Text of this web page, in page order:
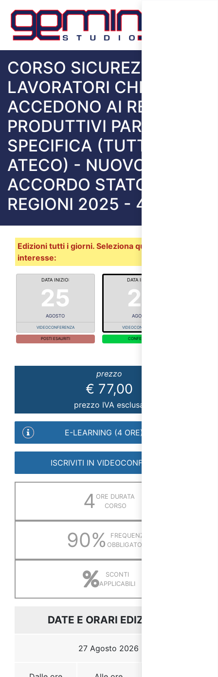
CORSO SICUREZZA PER
LAVORATORI CHE NON
ACCEDONO AI REPARTI
PRODUTTIVI PARTE
SPECIFICA (TUTTI GLI
ATECO) - NUOVO
ACCORDO STATO
REGIONI 2025 - 4 ORE